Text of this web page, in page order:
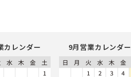
カレンダー 9月営業カレンダー